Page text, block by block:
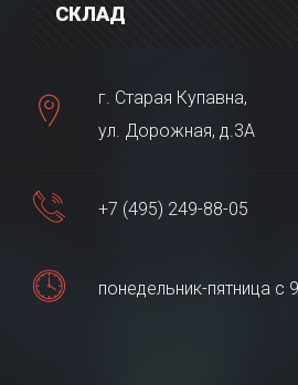
СКЛАД
г. Старая Купавна,
ул. Дорожная, д.3А
+7 (495) 249-88-05
понедельник-пятница с